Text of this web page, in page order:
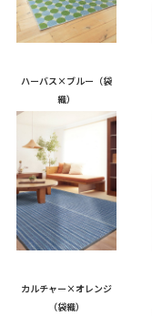
ハーバス×ブルー（袋
織）
カルチャー×オレンジ
（袋織）